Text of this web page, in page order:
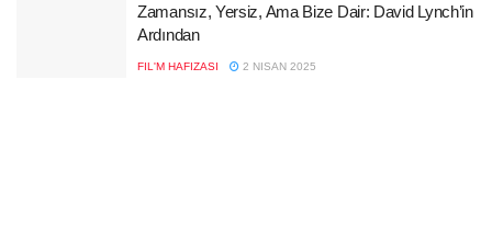
Zamansız, Yersiz, Ama Bize Dair: David Lynch’in
Ardından
FIL'M HAFIZASI 2 NISAN 2025